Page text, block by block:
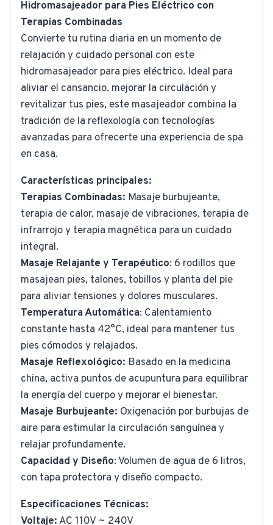
Hidromasajeador para Pies Eléctrico con
Terapias Combinadas
Convierte tu rutina diaria en un momento de
relajación y cuidado personal con este
hidromasajeador para pies eléctrico. Ideal para
aliviar el cansancio, mejorar la circulación y
revitalizar tus pies, este masajeador combina la
tradición de la reflexología con tecnologías
avanzadas para ofrecerte una experiencia de spa
en casa.
Características principales:
Terapias Combinadas: Masaje burbujeante,
terapia de calor, masaje de vibraciones, terapia de
infrarrojo y terapia magnética para un cuidado
integral.
Masaje Relajante y Terapéutico: 6 rodillos que
masajean pies, talones, tobillos y planta del pie
para aliviar tensiones y dolores musculares.
Temperatura Automática: Calentamiento
constante hasta 42°C, ideal para mantener tus
pies cómodos y relajados.
Masaje Reflexológico: Basado en la medicina
china, activa puntos de acupuntura para equilibrar
la energía del cuerpo y mejorar el bienestar.
Masaje Burbujeante: Oxigenación por burbujas de
aire para estimular la circulación sanguínea y
relajar profundamente.
Capacidad y Diseño: Volumen de agua de 6 litros,
con tapa protectora y diseño compacto.
Especificaciones Técnicas:
Voltaje: AC 110V ~ 240V